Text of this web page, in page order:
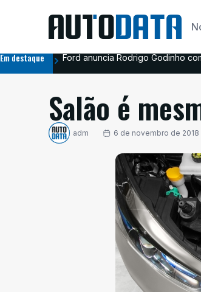
Em destaque Ford anuncia Rodrigo Godinho
Salão é
adm 6 de novembro de 2018